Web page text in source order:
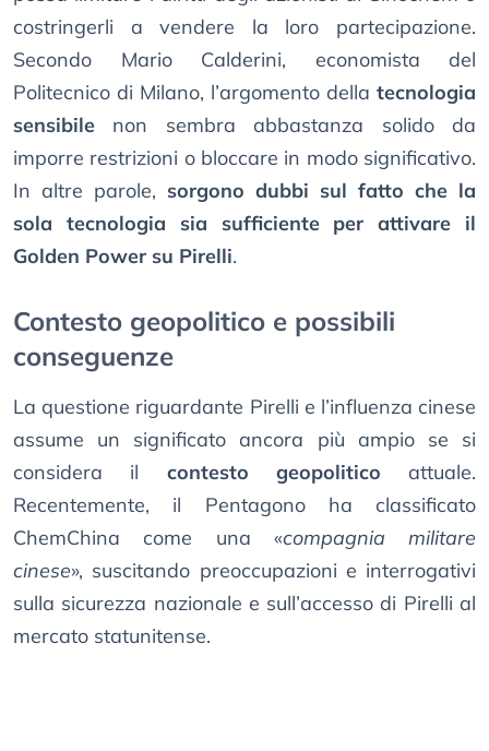
costringerli a vendere la loro partecipazione.
Secondo Mario Calderini, economista del
Politecnico di Milano, l’argomento della tecnologia
sensibile non sembra abbastanza solido da
imporre restrizioni o bloccare in modo significativo.
In altre parole, sorgono dubbi sul fatto che la
sola tecnologia sia sufficiente per attivare il
Golden Power su Pirelli.
Contesto geopolitico e possibili
conseguenze
La questione riguardante Pirelli e l’influenza cinese
assume un significato ancora più ampio se si
considera il contesto geopolitico attuale.
Recentemente, il Pentagono ha classificato
ChemChina come una «compagnia militare
cinese», suscitando preoccupazioni e interrogativi
sulla sicurezza nazionale e sull’accesso di Pirelli al
mercato statunitense.